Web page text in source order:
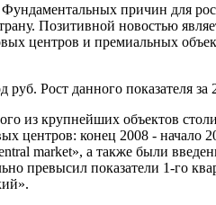
причин для
Позитивной новостью
центров и премиальных
Рост данного показателя
из крупнейших объектов
центров: конец 2008 -
market», а также были
превысил показатели 1-го